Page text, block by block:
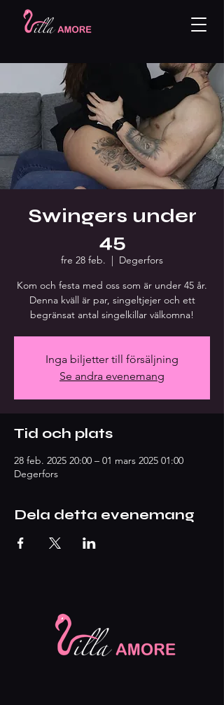
Swingers under
45
fre 28 feb.
  |
Degerfors
Kom och festa med oss som är under 45 år.
Denna kväll är par, singeltjejer och ett
begränsat antal singelkillar välkomna!
Inga biljetter till försäljning
Se andra evenemang
Tid och plats
28 feb. 2025 20:00 – 01 mars 2025 01:00
Degerfors
Dela detta evenemang